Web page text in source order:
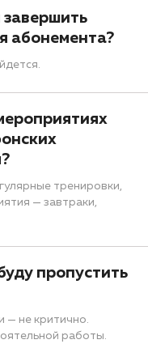
завершить
абонемента?
тренировки,
— завтраки,
пропустить
— не критично.
работы.